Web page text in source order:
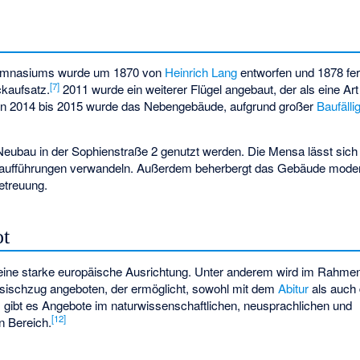
wurde um 1870 von Heinrich Langentworfen und 1878
[7] 2011 wurde ein weiterer Flügel angebaut, der als eine
2014 bis 2015 wurde das Nebengebäude, aufgrund großer
in der Sophienstraße 2 genutzt werden. Die Mensa lässt
verwandeln. Außerdem beherbergt das Gebäude
starke europäische Ausrichtung. Unter anderem wird im
angeboten, der ermöglicht, sowohl mit demAbiturals
es Angebote im naturwissenschaftlichen, neusprachlichen und
Bereich.[12]